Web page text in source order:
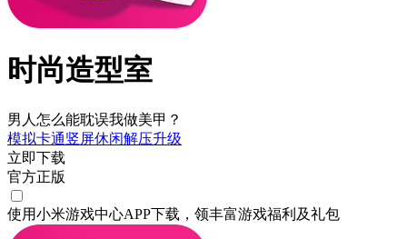
时尚造型室
男人怎么能耽误我做美甲？
模拟卡通竖屏休闲解压升级
立即下载
官方正版
使用小米游戏中心APP下载 ，领丰富游戏福利 及礼包